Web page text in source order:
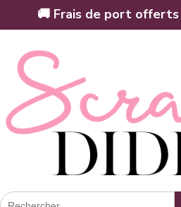
🚚 Frais de port offerts